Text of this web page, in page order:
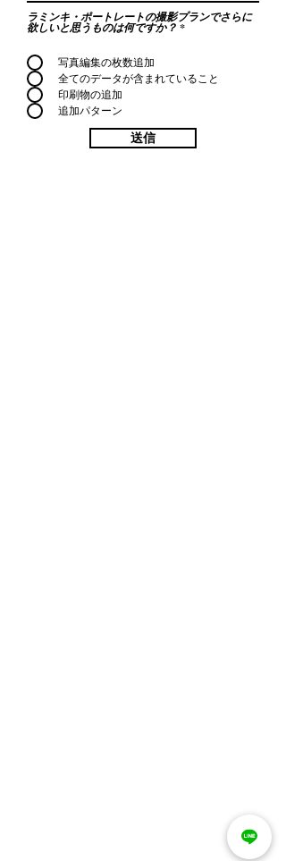
ラミンキ・ポートレートの撮影プランでさらに
欲しいと思うものは何ですか？ *
写真編集の枚数追加
全てのデータが含まれていること
印刷物の追加
追加パターン
送信